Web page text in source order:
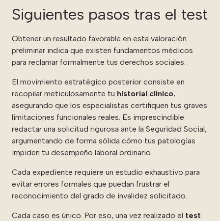
Siguientes pasos tras el test
Obtener un resultado favorable en esta valoración
preliminar indica que existen fundamentos médicos
para reclamar formalmente tus derechos sociales.
El movimiento estratégico posterior consiste en
recopilar meticulosamente tu historial clínico,
asegurando que los especialistas certifiquen tus graves
limitaciones funcionales reales. Es imprescindible
redactar una solicitud rigurosa ante la Seguridad Social,
argumentando de forma sólida cómo tus patologías
impiden tu desempeño laboral ordinario.
Cada expediente requiere un estudio exhaustivo para
evitar errores formales que puedan frustrar el
reconocimiento del grado de invalidez solicitado.
Cada caso es único. Por eso, una vez realizado el test